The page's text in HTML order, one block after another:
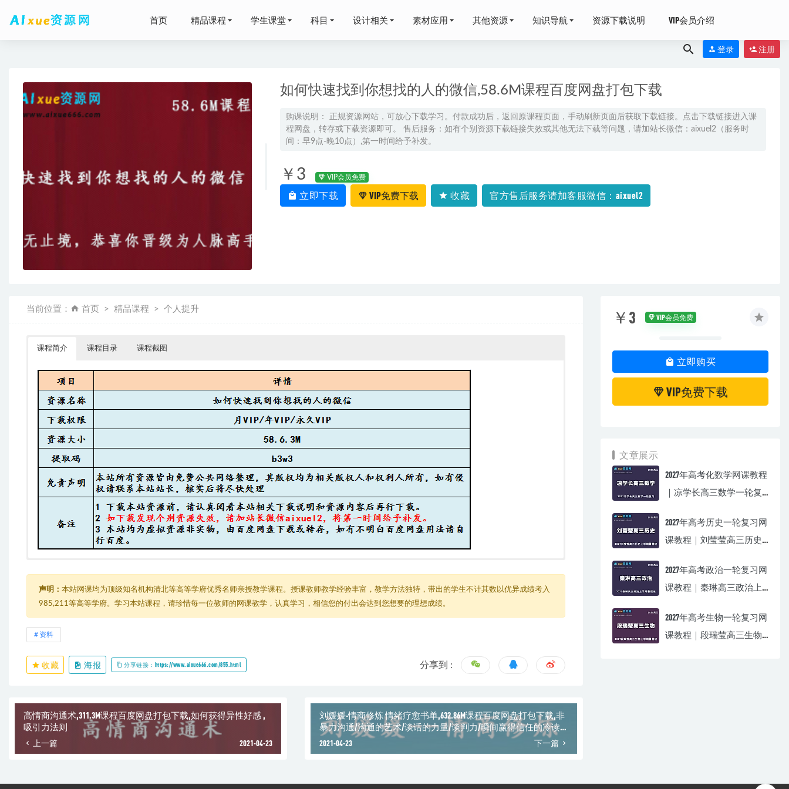
首页 精品课程 学生课堂 科目 设计相关 素材应用 其他资源 知识导航 资源下载说明 VIP会员介绍
登录 注册
如何快速找到你想找的人的微信,58.6M课程百度网盘打包下载
购课说明： 正规资源网站，可放心下载学习。付款成功后，返回原课程页面，手动刷新页面后获取下载链接。点击下载链接进入课
程网盘，转存或下载资源即可。 售后服务：如有个别资源下载链接失效或其他无法下载等问题，请加站长微信：aixuel2（服务时
间：早9点-晚10点）,第一时间给予补发。
￥3 VIP会员免费
立即下载 VIP免费下载 收藏 官方售后服务请加客服微信：aixuel2
当前位置： 首页 精品课程 个人提升
课程简介 课程目录 课程截图
├─ 001【一】粉墨登场：不被星巴克总裁拉黑你就成功一半）…pdf
├─ 001【一】粉墨登场：不被星巴克总裁拉黑你就成功一半）..mp3
├─ 002【二】小试牛刀：如何找到王思聪和雷军的微信？）…pdf
├─ 003【三】事半功倍：人，如何批量查找？.pdf
├─ 003【三】事半功倍：找人，如何批量查找？）.mp3
├─ 003【三】事半功倍：找人，如何批量查找？）.pdf
├─ 004【四】一叶知秋：如何克隆出姚晨等人的微信号？.pdf
├─ 005【五】庖丁解牛：如何找到手机号？（）.pdf
├─ 006【六】画地为牢：找到你想找的任何人.pdf
声明： 本站网课均为顶级知名机构清北等高等学府优秀名师亲授教学课程。授课教师教学经验丰富，教学方法独特，带出的学生不计其数以优异成绩考入
985,211等高等学府。学习本站课程，请珍惜每一位教师的网课教学，认真学习，相信您的付出会达到您想要的理想成绩。
资料
收藏 海报 分享链接：https://www.aixue666.com/855.html 分享到 :
高情商沟通术,311.3M课程百度网盘打包下载,如何获得异性好感 ,
吸引力法则
上一篇 2021-04-23
刘媛媛-情商修炼 情绪疗愈书单,632.86M课程百度网盘打包下载,非
暴力沟通/沟通的艺术/谈话的力量/谈判力/瞬间赢得信任的冷读
术
2021-04-23 下一篇
￥3 VIP会员免费
立即购买
VIP免费下载
文章展示
2027年高考化数学网课教程
｜凉学长高三数学一轮复
2027年高考历史一轮复习网
课教程｜刘莹莹高三历史
2027年高考政治一轮复习网
课教程｜秦琳高三政治上
2027年高考生物一轮复习网
课教程｜段瑞莹高三生物
2023高考押题讲义电子版全套-衡水金卷高三摸底联考数学试题（云南）高考月考卷百度
2023-04-19
2020学魁榜高中生物教程【生物秒杀课】 高考生物 全套视频课程，1.28G百度网盘资源打
2024赵蒙蒙初三数学秋季班视频教程+课堂笔记